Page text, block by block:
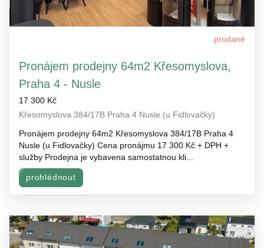
prodané
Pronájem prodejny 64m2 Křesomyslova,
Praha 4 - Nusle
17 300 Kč
Křesomyslova 384/17B Praha 4 Nusle (u Fidlovačky)
Pronájem prodejny 64m2 Křesomyslova 384/17B Praha 4
Nusle (u Fidlovačky) Cena pronájmu 17 300 Kč + DPH +
služby Prodejna je vybavena samostatnou kli...
prohlédnout